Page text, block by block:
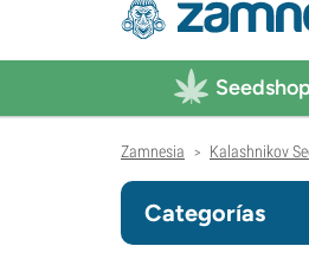
Seedshop
Zamnesia > Kalashnikov
Categorías